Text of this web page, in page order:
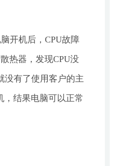
开机后，CPU故障
热器，发现CPU没
没有了使用客户的主
，结果电脑可以正常